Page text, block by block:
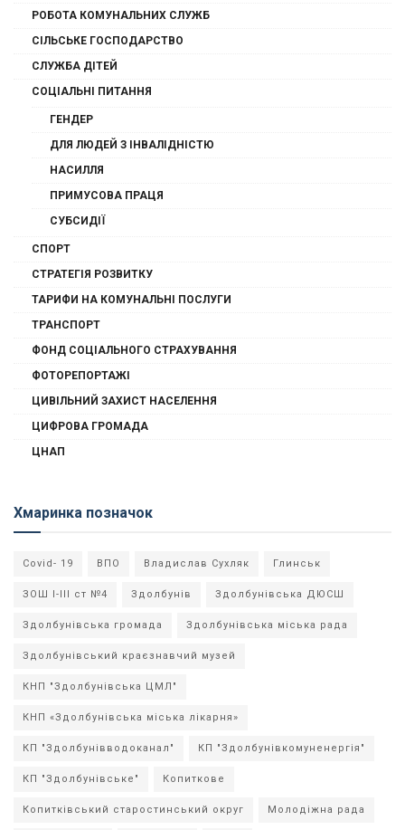
РОБОТА КОМУНАЛЬНИХ СЛУЖБ
СІЛЬСЬКЕ ГОСПОДАРСТВО
СЛУЖБА ДІТЕЙ
СОЦІАЛЬНІ ПИТАННЯ
ГЕНДЕР
ДЛЯ ЛЮДЕЙ З ІНВАЛІДНІСТЮ
НАСИЛЛЯ
ПРИМУСОВА ПРАЦЯ
СУБСИДІЇ
СПОРТ
СТРАТЕГІЯ РОЗВИТКУ
ТАРИФИ НА КОМУНАЛЬНІ ПОСЛУГИ
ТРАНСПОРТ
ФОНД СОЦІАЛЬНОГО СТРАХУВАННЯ
ФОТОРЕПОРТАЖІ
ЦИВІЛЬНИЙ ЗАХИСТ НАСЕЛЕННЯ
ЦИФРОВА ГРОМАДА
ЦНАП
Хмаринка позначок
Covid- 19 ВПО Владислав Сухляк Глинськ
ЗОШ І-ІІІ ст №4 Здолбунів Здолбунівська ДЮСШ
Здолбунівська громада Здолбунівська міська рада
Здолбунівський краєзнавчий музей
КНП "Здолбунівська ЦМЛ"
КНП «Здолбунівська міська лікарня»
КП "Здолбунівводоканал" КП "Здолбунівкомуненергія"
КП "Здолбунівське" Копиткове
Копитківський старостинський округ Молодіжна рада